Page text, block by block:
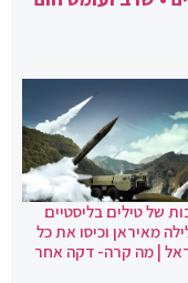
של טילים בליסטיים
מאיראן וכיסו את כל
| מה קרה- דקה אחר